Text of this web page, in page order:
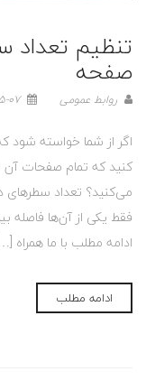
تنظیم
صفحه
روابط عمومی 1396-05-07
اگر از شما خواسته شود
کنید که تمام صفحات آن
می‌کنید؟ تعداد
فقط یکی از آن‌ها فاصله
ادامه مطلب با ما همراه
ادامه مطلب